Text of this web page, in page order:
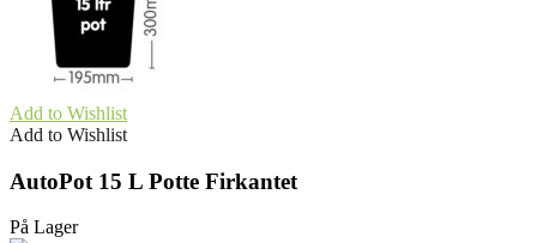
Add to Wishlist
Add to Wishlist
AutoPot 15 L Potte Firkantet
På Lager